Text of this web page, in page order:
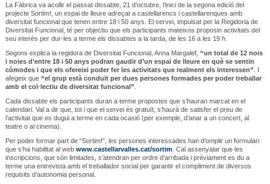
La Fàbrica va acollir el passat dissabte, 21 d’octubre, l’inici de la segona edició del
projecte Sortim!, un espai de lleure adreçat a castellarencs i castellarenques amb
diversitat funcional que tenen entre 18 i 50 anys. El servei, impulsat per la Regidoria de
Diversitat Funcional, té per objectiu que els participants mateixos proposin activitats del
seu interès per dur-les a terme els dissabtes a la tarda, de les 16 a les 19 h.
Segons explica la regidora de Diversitat Funcional, Anna Margalef, “un total de 12 nois
i noies d’entre 18 i 50 anys podran gaudir d’un espai de lleure en què se sentin
còmodes i que els ofereixi poder fer les activitats que realment els interessen” . I
afegeix que “el grup està conduït per dues persones formades per poder treballar
amb el col·lectiu de diversitat funcional”
Cada dissabte els participants duran a terme propostes que s’hauran marcat en el
calendari. Val a dir que, tot i que el servei és gratuït, s’haurà de satisfer el preu de
l’activitat que es dugui a terme en cada ocasió (per exemple, d’anar a un concert, al
teatre o al cinema).
Per poder formar part de “Sortim!”, les persones interessades han d’omplir un formulari
que s’ha habilitat al web www.castellarvalles.cat/sortim. Cal assenyalar que les
inscripcions, que són limitades, s’atendran per ordre d’arribada i prèviament es du a
terme una entrevista amb el treballador social per garantir el compliment de diversos
requisits d’autonomia personal.